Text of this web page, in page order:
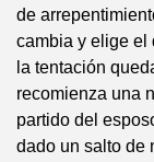
de
cambia y elige el
la tentación
recomienza una
partido del
dado un salto de